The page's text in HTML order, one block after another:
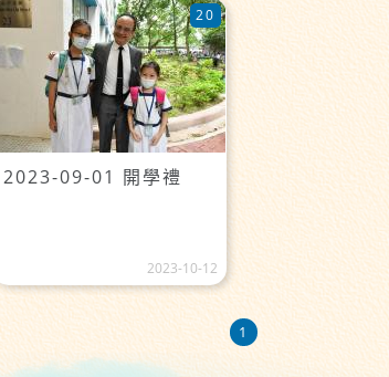
2023-09-01 開學禮
20
2023-10-12
1